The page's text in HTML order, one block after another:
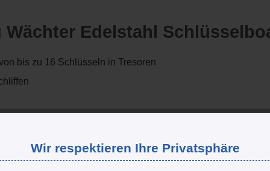
Edelstahl
bis zu 16 Schlüsseln in Tresoren
Wir respektieren Ihre Privatsphäre